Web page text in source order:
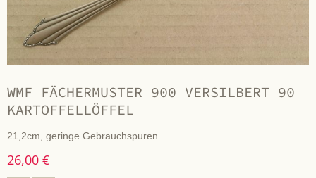
WMF FÄCHERMUSTER 900 VERSILBERT 90
KARTOFFELLÖFFEL
21,2cm, geringe Gebrauchspuren
26,00 €